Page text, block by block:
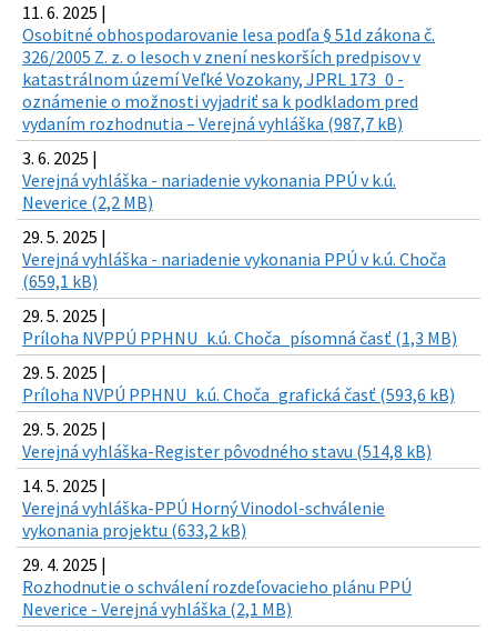
11. 6. 2025 |
Osobitné obhospodarovanie lesa podľa § 51d zákona č.
326/2005 Z. z. o lesoch v znení neskorších predpisov v
katastrálnom území Veľké Vozokany, JPRL 173_0 -
oznámenie o možnosti vyjadriť sa k podkladom pred
vydaním rozhodnutia – Verejná vyhláška (987,7 kB)
3. 6. 2025 |
Verejná vyhláška - nariadenie vykonania PPÚ v k.ú.
Neverice (2,2 MB)
29. 5. 2025 |
Verejná vyhláška - nariadenie vykonania PPÚ v k.ú. Choča
(659,1 kB)
29. 5. 2025 |
Príloha NVPPÚ PPHNU_k.ú. Choča_písomná časť (1,3 MB)
29. 5. 2025 |
Príloha NVPÚ PPHNU_k.ú. Choča_grafická časť (593,6 kB)
29. 5. 2025 |
Verejná vyhláška-Register pôvodného stavu (514,8 kB)
14. 5. 2025 |
Verejná vyhláška-PPÚ Horný Vinodol-schválenie
vykonania projektu (633,2 kB)
29. 4. 2025 |
Rozhodnutie o schválení rozdeľovacieho plánu PPÚ
Neverice - Verejná vyhláška (2,1 MB)